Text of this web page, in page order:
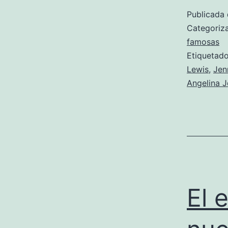
Publicada
famosas
Lewis,
Angelina
El